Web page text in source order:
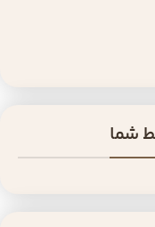
شما